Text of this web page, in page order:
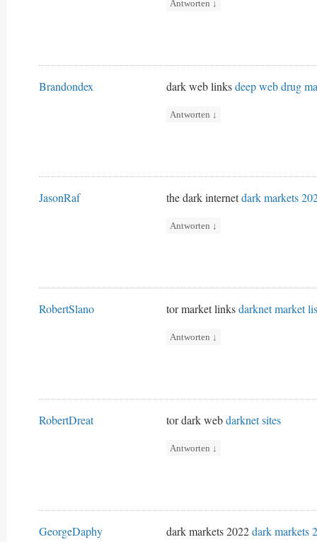
Antworten ↓
Brandondex dark web linksdeep web drug
Antworten ↓
JasonRaf the dark internetdark markets
Antworten ↓
RobertSlano tor market linksdarknet market
Antworten ↓
RobertDreat tor dark webdarknet sites
Antworten ↓
GeorgeDaphy dark markets 2022dark markets